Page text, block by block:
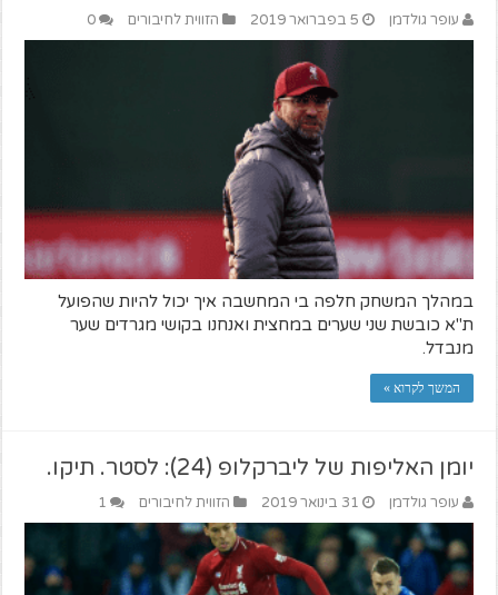
עופר גולדמן 5 בפברואר 2019 הזווית לחיבורים 0
במהלך המשחק חלפה בי המחשבה איך יכול להיות שהפועל
ת"א כובשת שני שערים במחצית ואנחנו בקושי מגרדים שער
מנבדל.
המשך לקרוא »
יומן האליפות של ליברקלופ (24): לסטר. תיקו.
עופר גולדמן 31 בינואר 2019 הזווית לחיבורים 1